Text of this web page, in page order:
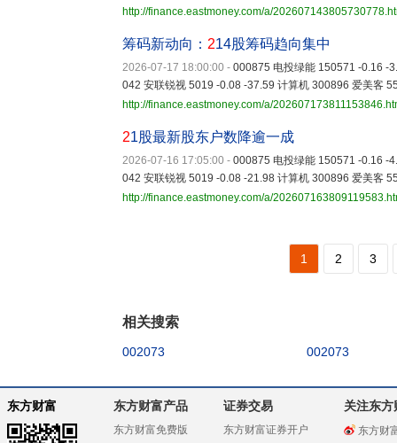
http://finance.eastmoney.com/a/
筹码新动向： 214股筹码趋向集中
2026-07-17 18:00:00 - 000875 电投绿能 150571 -0.16 -
042 安联锐视 5019 -0.08 -37.59 计算机 300896 爱美客
http://finance.eastmoney.com/a/
21股最新股东户数降逾一成
2026-07-16 17:05:00 - 000875 电投绿能 150571 -0.16 -
042 安联锐视 5019 -0.08 -21.98 计算机 300896 爱美客
http://finance.eastmoney.com/a/
1 2 3
相关搜索
002073 002073
东方财富 东方财富产品
东方财富免费版
证券交易
东方财富证券开户
关注东方
东方财